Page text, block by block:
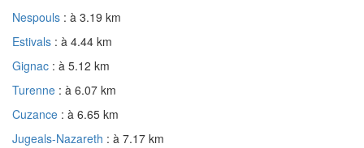
Nespouls : à 3.19 km
Estivals : à 4.44 km
Gignac : à 5.12 km
Turenne : à 6.07 km
Cuzance : à 6.65 km
Jugeals-Nazareth : à 7.17 km